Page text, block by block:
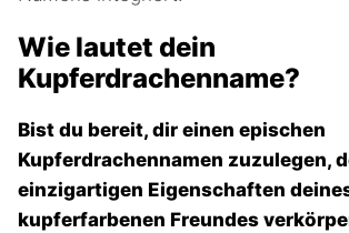
Wie lautet dein
Kupferdrachenname?
Bist du bereit, dir einen epischen
Kupferdrachennamen zuzulegen,
einzigartigen Eigenschaften
kupferfarbenen Freundes